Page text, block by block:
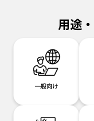
用途
一般向け